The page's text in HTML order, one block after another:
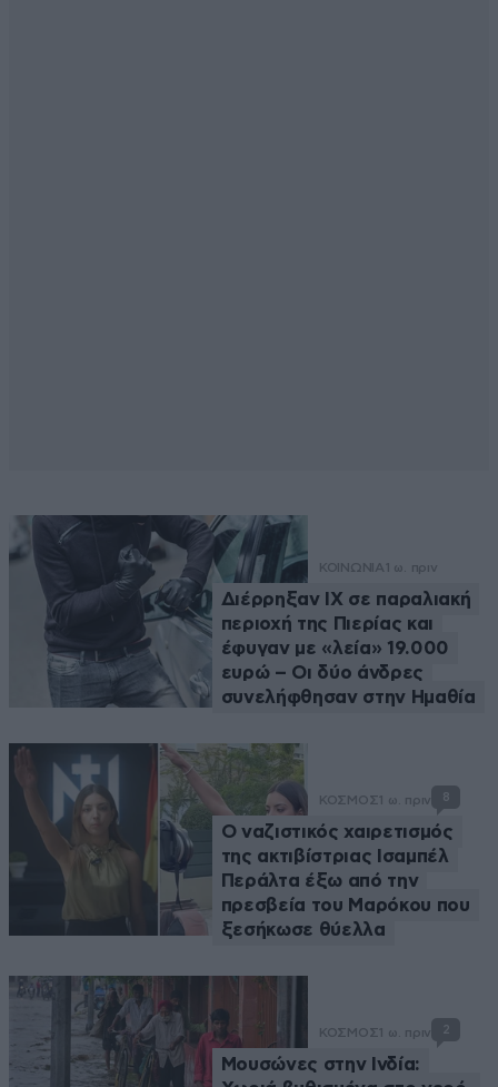
ΚΟΙΝΩΝΙΑ 1 ω. πριν
Διέρρηξαν ΙΧ σε παραλιακή
περιοχή της Πιερίας και
έφυγαν με «λεία» 19.000
ευρώ – Οι δύο άνδρες
συνελήφθησαν στην Ημαθία
ΚΟΣΜΟΣ 1 ω. πριν 8
Ο ναζιστικός χαιρετισμός
της ακτιβίστριας Ισαμπέλ
Περάλτα έξω από την
πρεσβεία του Μαρόκου που
ξεσήκωσε θύελλα
ΚΟΣΜΟΣ 1 ω. πριν 2
Μουσώνες στην Ινδία: